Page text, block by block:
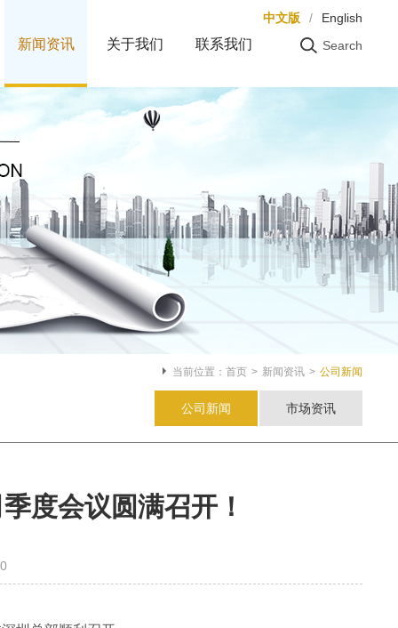
中文版 /
English
Search
新闻资讯 关于我们 联系我们 搜索
当前位置： 首页 > 新闻资讯 > 公司新闻
公司新闻 市场资讯
度会议圆满召开！